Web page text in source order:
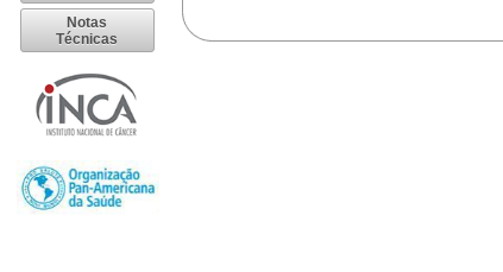
Notas
Técnicas
C18 - COLON